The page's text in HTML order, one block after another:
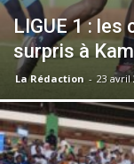
LIGUE 1 : les
surpris à
La Rédaction - 23 avril